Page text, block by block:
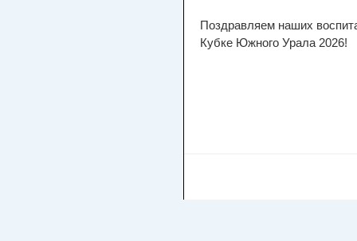
Поздравляем наших
Кубке Южного Урала 2026!